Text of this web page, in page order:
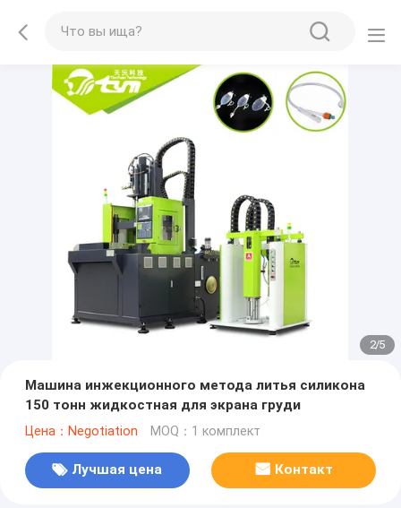
2/5
Машина инжекционного метода литья силикона
150 тонн жидкостная для экрана груди
Цена：Negotiation MOQ：1 комплект
Лучшая цена Контакт